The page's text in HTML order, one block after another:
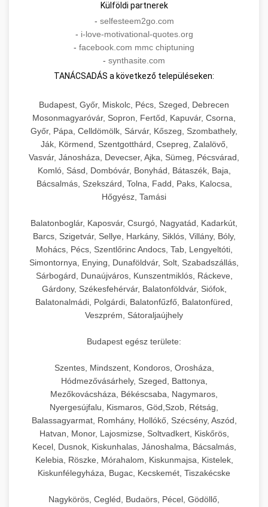
Külföldi partnerek
- selfesteem2go.com
- i-love-motivational-quotes.org
- facebook.com mmc chiptuning
- synthasite.com
TANÁCSADÁS a következő településeken:
Budapest, Győr, Miskolc, Pécs, Szeged, Debrecen
Mosonmagyaróvár, Sopron, Fertőd, Kapuvár, Csorna,
Győr, Pápa, Celldömölk, Sárvár, Kőszeg, Szombathely,
Ják, Körmend, Szentgotthárd, Csepreg, Zalalövő,
Vasvár, Jánosháza, Devecser, Ajka, Sümeg, Pécsvárad,
Komló, Sásd, Dombóvár, Bonyhád, Bátaszék, Baja,
Bácsalmás, Szekszárd, Tolna, Fadd, Paks, Kalocsa,
Hőgyész, Tamási
Balatonboglár, Kaposvár, Csurgó, Nagyatád, Kadarkút,
Barcs, Szigetvár, Sellye, Harkány, Siklós, Villány, Bóly,
Mohács, Pécs, Szentlőrinc Andocs, Tab, Lengyeltóti,
Simontornya, Enying, Dunaföldvár, Solt, Szabadszállás,
Sárbogárd, Dunaújváros, Kunszentmiklós, Ráckeve,
Gárdony, Székesfehérvár, Balatonföldvár, Siófok,
Balatonalmádi, Polgárdi, Balatonfűzfő, Balatonfüred,
Veszprém, Sátoraljaújhely
Budapest egész területe:
Szentes, Mindszent, Kondoros, Orosháza,
Hódmezővásárhely, Szeged, Battonya,
Mezőkovácsháza, Békéscsaba, Nagymaros,
Nyergesújfalu, Kismaros, Göd,Szob, Rétság,
Balassagyarmat, Romhány, Hollókő, Szécsény, Aszód,
Hatvan, Monor, Lajosmizse, Soltvadkert, Kiskőrös,
Kecel, Dusnok, Kiskunhalas, Jánoshalma, Bácsalmás,
Kelebia, Röszke, Mórahalom, Kiskunmajsa, Kistelek,
Kiskunfélegyháza, Bugac, Kecskemét, Tiszakécske
Nagykörös, Cegléd, Budaörs, Pécel, Gödöllő,